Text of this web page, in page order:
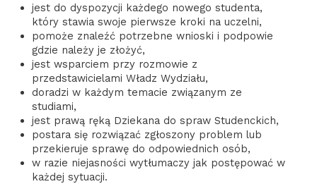
jest do dyspozycji każdego nowego studenta,
który stawia swoje pierwsze kroki na uczelni,
pomoże znaleźć potrzebne wnioski i podpowie
gdzie należy je złożyć,
jest wsparciem przy rozmowie z
przedstawicielami Władz Wydziału,
doradzi w każdym temacie związanym ze
studiami,
jest prawą ręką Dziekana do spraw Studenckich,
postara się rozwiązać zgłoszony problem lub
przekieruje sprawę do odpowiednich osób,
w razie niejasności wytłumaczy jak postępować w
każdej sytuacji.